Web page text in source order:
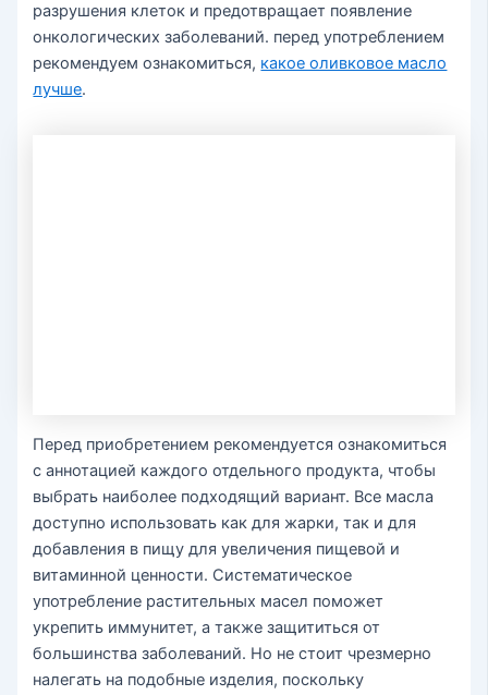
разрушения клеток и предотвращает появление
онкологических заболеваний. перед употреблением
рекомендуем ознакомиться, какое оливковое масло
лучше.
Перед приобретением рекомендуется ознакомиться
с аннотацией каждого отдельного продукта, чтобы
выбрать наиболее подходящий вариант. Все масла
доступно использовать как для жарки, так и для
добавления в пищу для увеличения пищевой и
витаминной ценности. Систематическое
употребление растительных масел поможет
укрепить иммунитет, а также защититься от
большинства заболеваний. Но не стоит чрезмерно
налегать на подобные изделия, поскольку